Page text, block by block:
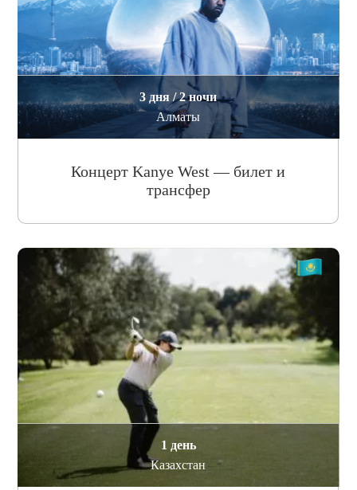
3 дня / 2 ночи
Алматы
Концерт Kanye West — билет и
трансфер
1 день
Казахстан